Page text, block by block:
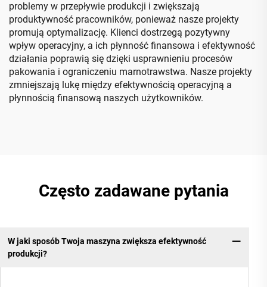
problemy w przepływie produkcji i zwiększają
produktywność pracowników, ponieważ nasze projekty
promują optymalizację. Klienci dostrzegą pozytywny
wpływ operacyjny, a ich płynność finansowa i efektywność
działania poprawią się dzięki usprawnieniu procesów
pakowania i ograniczeniu marnotrawstwa. Nasze projekty
zmniejszają lukę między efektywnością operacyjną a
płynnością finansową naszych użytkowników.
Często zadawane pytania
W jaki sposób Twoja maszyna zwiększa efektywność
produkcji?